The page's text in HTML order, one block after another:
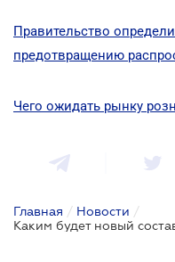
Правительство
предотвращению
Чего ожидать рынку
Главная / Новости /
Каким будет новый